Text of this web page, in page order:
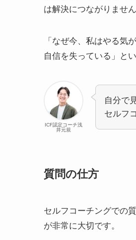
は解決につながりません
「なぜ今、私はやる気
自信を失っている」と
ICF認定コーチ浅
井元規
自分で
セルフ
質問の仕方
セルフコーチングでの
が非常に大切です。